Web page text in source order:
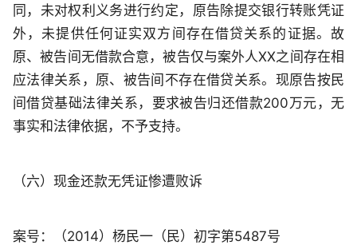
同，未对权利义务进行约定，原告除提交银行转账凭证
外，未提供任何证实双方间存在借贷关系的证据。故
原、被告间无借款合意，被告仅与案外人XX之间存在相
应法律关系，原、被告间不存在借贷关系。现原告按民
间借贷基础法律关系，要求被告归还借款200万元，无
事实和法律依据，不予支持。
（六）现金还款无凭证惨遭败诉
案号：（2014）杨民一（民）初字第5487号